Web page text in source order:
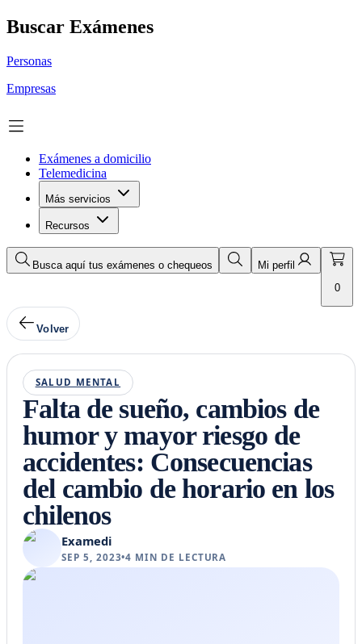
Buscar Exámenes
Personas
Empresas
Exámenes a domicilio
Telemedicina
Más servicios
Recursos
Busca aquí tus exámenes o chequeos
Mi perfil
0
Volver
SALUD MENTAL
Falta de sueño, cambios de
humor y mayor riesgo de
accidentes: Consecuencias
del cambio de horario en los
chilenos
Examedi
SEP 5, 2023•4 MIN DE LECTURA